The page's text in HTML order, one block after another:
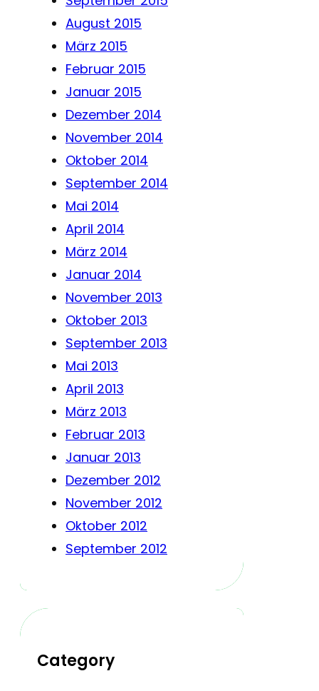
August 2015
März 2015
Februar 2015
Januar 2015
Dezember 2014
November 2014
Oktober 2014
September 2014
Mai 2014
April 2014
März 2014
Januar 2014
November 2013
Oktober 2013
September 2013
Mai 2013
April 2013
März 2013
Februar 2013
Januar 2013
Dezember 2012
November 2012
Oktober 2012
September 2012
Category